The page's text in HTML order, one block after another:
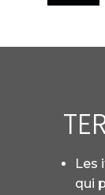
Les
qui